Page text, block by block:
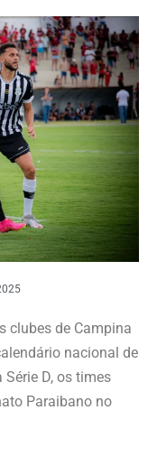
clubes de Campina
nacional de
D, os times
Paraibano no